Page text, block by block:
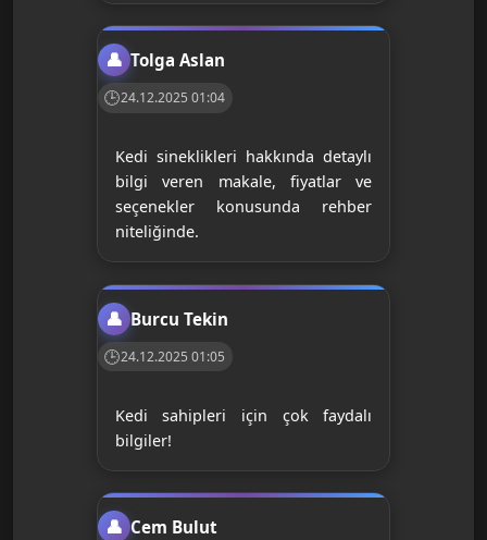
Tolga Aslan
24.12.2025 01:04
Kedi sineklikleri hakkında detaylı
bilgi veren makale, fiyatlar ve
seçenekler konusunda rehber
niteliğinde.
Burcu Tekin
24.12.2025 01:05
Kedi sahipleri için çok faydalı
bilgiler!
Cem Bulut